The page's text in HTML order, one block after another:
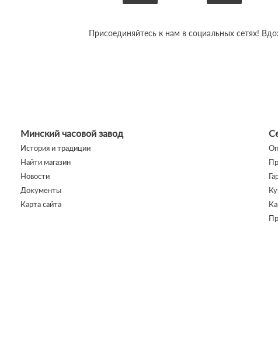
Присоединяйтесь к нам в социальных сетях!
Минский часовой завод
История и традиции
Найти магазин
Новости
Документы
Карта сайта